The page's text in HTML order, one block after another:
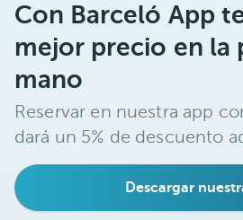
Con Barceló App
mejor precio en la
mano
Reservar en nuestra app
dará un 5% de descuento
Descargar